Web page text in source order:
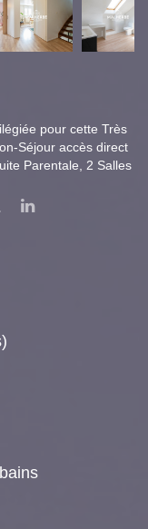
pour cette Très
Séjour accès direct
Parentale, 2 Salles